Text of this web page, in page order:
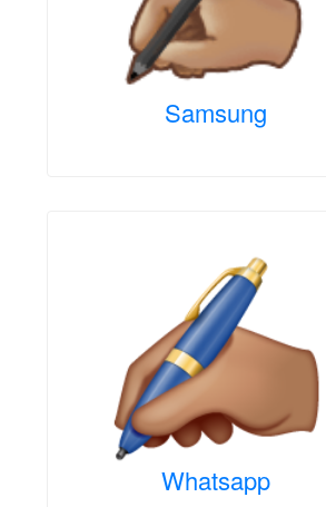
Samsung
Whatsapp